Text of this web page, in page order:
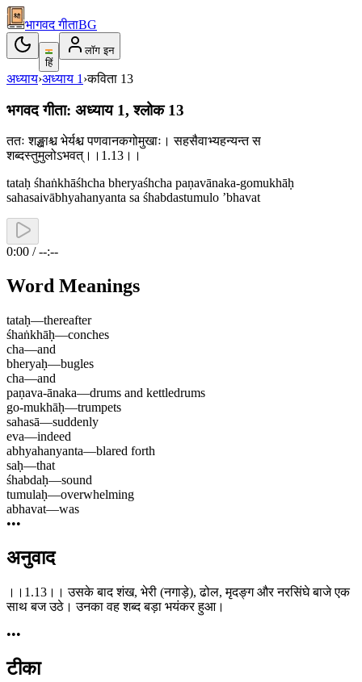
भागवद गीताBG
हिं
लॉग इन
अध्याय›अध्याय 1 ›कविता 13
भगवद गीता: अध्याय 1, श्लोक 13
ततः शङ्खाश्च भेर्यश्च पणवानकगोमुखाः। सहसैवाभ्यहन्यन्त स
शब्दस्तुमुलोऽभवत्।।1.13।।
tataḥ śhaṅkhāśhcha bheryaśhcha paṇavānaka-gomukhāḥ
sahasaivābhyahanyanta sa śhabdastumulo ’bhavat
0:00 / --:--
Word Meanings
tataḥ—thereafter
śhaṅkhāḥ—conches
cha—and
bheryaḥ—bugles
cha—and
paṇava-ānaka—drums and kettledrums
go-mukhāḥ—trumpets
sahasā—suddenly
eva—indeed
abhyahanyanta—blared forth
saḥ—that
śhabdaḥ—sound
tumulaḥ—overwhelming
abhavat—was
•••
अनुवाद
।।1.13।। उसके बाद शंख, भेरी (नगाड़े), ढोल, मृदङ्ग और नरसिंघे बाजे एक
साथ बज उठे। उनका वह शब्द बड़ा भयंकर हुआ।
•••
टीका